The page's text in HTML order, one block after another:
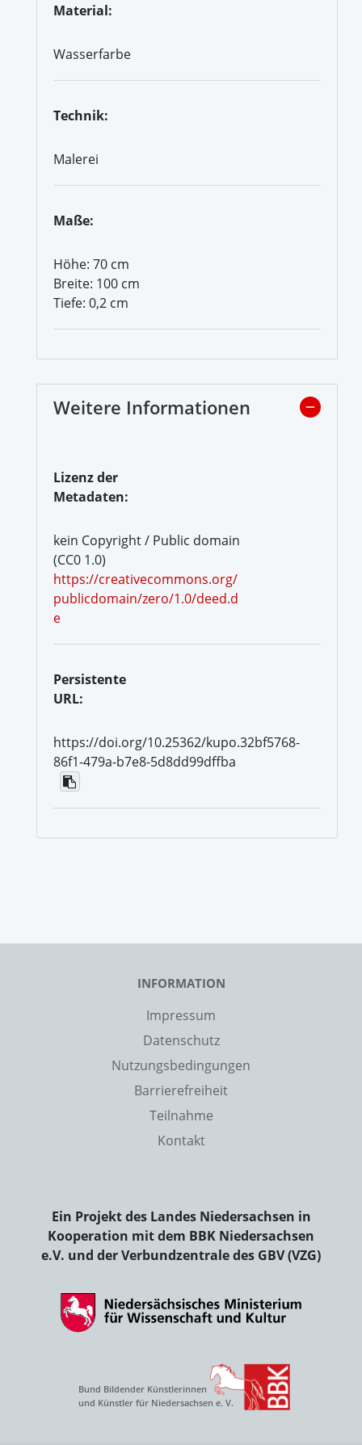
Material:
Wasserfarbe
Technik:
Malerei
Maße:
Höhe: 70 cm
Breite: 100 cm
Tiefe: 0,2 cm
Weitere Informationen
Lizenz der
Metadaten:
kein Copyright / Public domain
(CC0 1.0)
https://creativecommons.org/
publicdomain/zero/1.0/deed.d
e
Persistente
URL:
https://doi.org/10.25362/kupo.32bf5768-
86f1-479a-b7e8-5d8dd99dffba
INFORMATION
Impressum
Datenschutz
Nutzungsbedingungen
Barrierefreiheit
Teilnahme
Kontakt
Ein Projekt des Landes Niedersachsen in
Kooperation mit dem BBK Niedersachsen
e.V. und der Verbundzentrale des GBV (VZG)
Bund Bildender Künstlerinnen
und Künstler für Niedersachsen e. V.